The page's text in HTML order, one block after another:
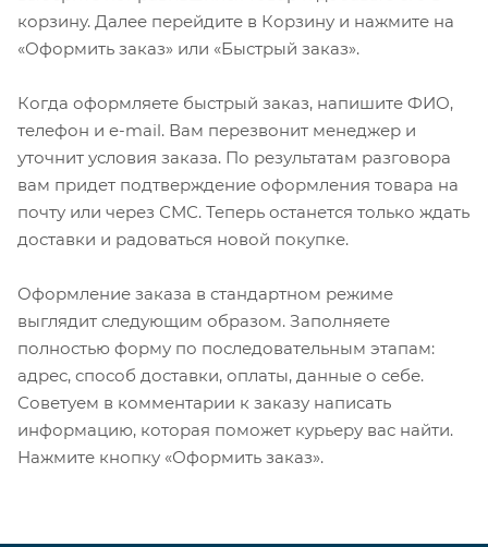
корзину. Далее перейдите в Корзину и нажмите на
«Оформить заказ» или «Быстрый заказ».
Когда оформляете быстрый заказ, напишите ФИО,
телефон и e-mail. Вам перезвонит менеджер и
уточнит условия заказа. По результатам разговора
вам придет подтверждение оформления товара на
почту или через СМС. Теперь останется только ждать
доставки и радоваться новой покупке.
Оформление заказа в стандартном режиме
выглядит следующим образом. Заполняете
полностью форму по последовательным этапам:
адрес, способ доставки, оплаты, данные о себе.
Советуем в комментарии к заказу написать
информацию, которая поможет курьеру вас найти.
Нажмите кнопку «Оформить заказ».